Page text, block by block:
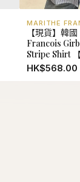
MARITHE
【現貨】韓
Francois
Stripe Shirt
HK$568.00